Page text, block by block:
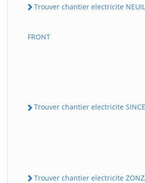
Trouver chantier electricite
FRONT
Trouver chantier electricite
Trouver chantier electricite